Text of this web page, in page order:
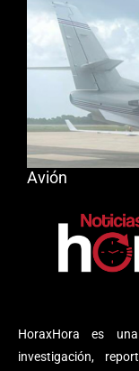
HoraxHora es
investigación,
Avión